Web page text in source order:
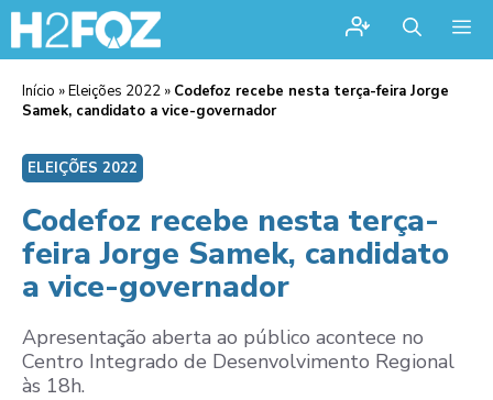
Início »Eleições 2022 » Codefoz recebe nesta terça-feira Jorge
Samek, candidato a vice-governador
ELEIÇÕES 2022
Codefoz recebe nesta terça-
feira Jorge Samek, candidato
a vice-governador
Apresentação aberta ao público acontece no
Centro Integrado de Desenvolvimento Regional
às 18h.